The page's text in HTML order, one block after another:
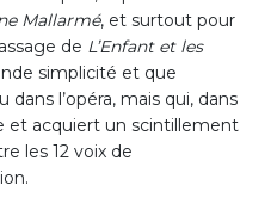
Mallarmé, et surtout pour
de L’Enfant et les
simplicité et que
dans l’opéra, mais qui, dans
et acquiert un scintillement
les 12 voix de